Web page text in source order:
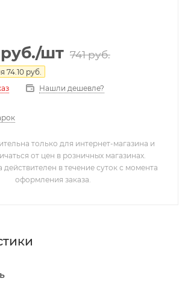
руб./шт 741руб.
74.10 руб.
Нашли дешевле?
только для интернет-магазина и
от цен в розничных магазинах.
действителен в течение суток с момента
оформления заказа.